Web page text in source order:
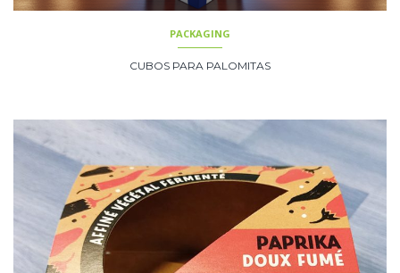
PACKAGING
CUBOS PARA PALOMITAS